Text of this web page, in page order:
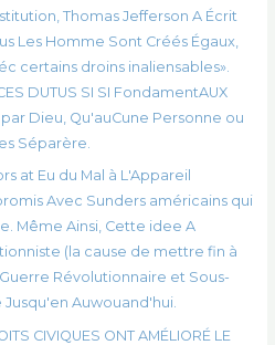
Thomas Jefferson A Écrit
Les Homme Sont Créés Égaux,
certains droins inaliensables».
DUTUS SI SI FondamentAUX
Dieu, Qu'auCune Personne ou
Séparère.
at Eu du Mal à L'Appareil
Avec Sunders américains qui
Même Ainsi, Cette idee A
(la cause de mettre fin à
Révolutionnaire et Sous-
Auwouand'hui.
CIVIQUES ONT AMÉLIORÉ LE